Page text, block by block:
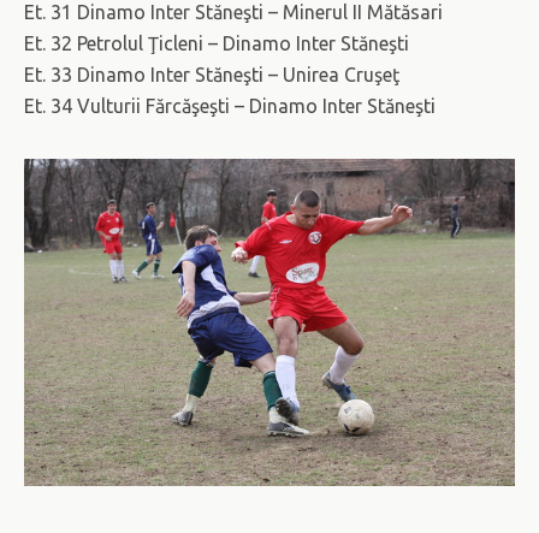
Et. 31 Dinamo Inter Stăneşti – Minerul II Mătăsari
Et. 32 Petrolul Ţicleni – Dinamo Inter Stăneşti
Et. 33 Dinamo Inter Stăneşti – Unirea Cruşeţ
Et. 34 Vulturii Fărcăşeşti – Dinamo Inter Stăneşti